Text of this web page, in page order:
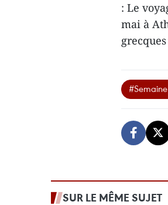
: Le
mai à
SUR LE MÊME SUJET